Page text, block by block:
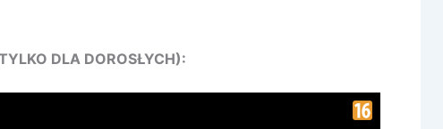
DLA DOROSŁYCH):